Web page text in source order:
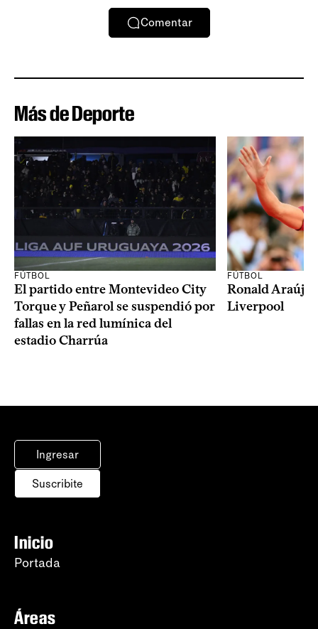
Comentar
Más de Deporte
FÚTBOL
El partido entre Montevideo City
Torque y Peñarol se suspendió por
fallas en la red lumínica del
estadio Charrúa
FÚTBOL
Ronald Araújo
Liverpool
Ingresar
Suscribite
Inicio
Portada
Áreas